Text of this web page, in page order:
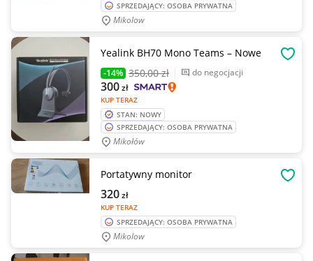
SPRZEDAJĄCY: OSOBA PRYWATNA
Mikolow
Yealink BH70 Mono Teams – Nowe
-14% 350,00 zł do negocjacji
KUP TERAZ
300zł
STAN: NOWY
SPRZEDAJĄCY: OSOBA PRYWATNA
Mikołów
Portatywny monitor
KUP TERAZ
320zł
SPRZEDAJĄCY: OSOBA PRYWATNA
Mikolow